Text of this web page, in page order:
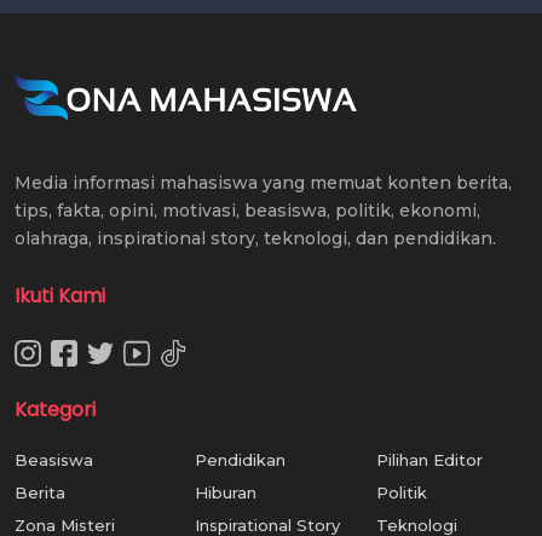
Media informasi mahasiswa yang memuat konten berita,
tips, fakta, opini, motivasi, beasiswa, politik, ekonomi,
olahraga, inspirational story, teknologi, dan pendidikan.
Ikuti Kami
Kategori
Beasiswa
Berita
Zona Misteri
Pendidikan
Hiburan
Inspirational Story
Pilihan Editor
Politik
Teknologi